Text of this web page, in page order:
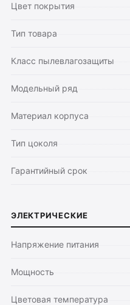
Цвет покрытия
Тип товара
Класс пылевлагозащиты
Модельный ряд
Материал корпуса
Тип цоколя
Гарантийный срок
ЭЛЕКТРИЧЕСКИЕ
Напряжение питания
Мощность
Цветовая температура